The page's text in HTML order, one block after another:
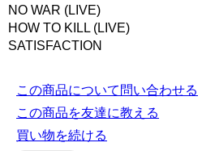
NO WAR (LIVE)
HOW TO KILL (LIVE)
SATISFACTION
この商品について問い合わせる
この商品を友達に教える
買い物を続ける